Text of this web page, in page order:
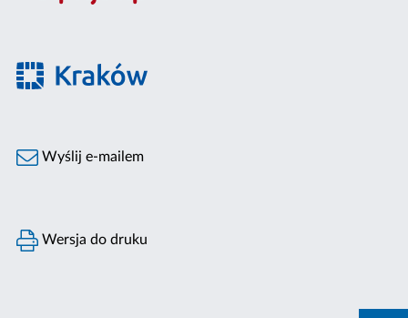
Wyślij e-mailem
Wersja do druku